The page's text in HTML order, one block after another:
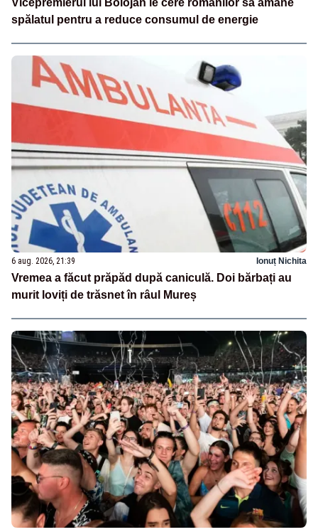
Vicepremierul lui Bolojan le cere românilor să amâne
spălatul pentru a reduce consumul de energie
6 aug. 2026, 21:39 Ionuț Nichita
Vremea a făcut prăpăd după caniculă. Doi bărbați au
murit loviți de trăsnet în râul Mureș